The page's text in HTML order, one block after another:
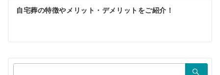
ゲ
シ
ョ
自宅葬の特徴やメリット・デメリットをご紹介！